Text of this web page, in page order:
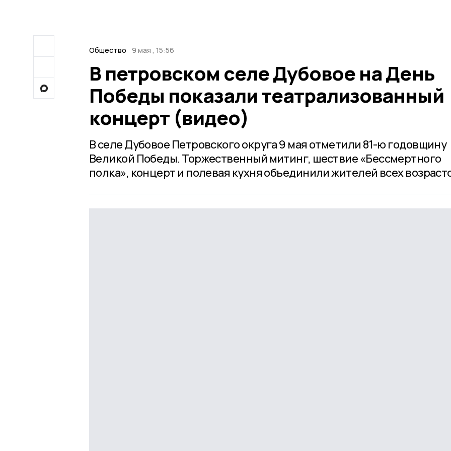
Общество 9 мая , 15:56
В петровском селе Дубовое на День
Победы показали театрализованный
концерт (видео)
В селе Дубовое Петровского округа 9 мая отметили 81-ю годовщину
Великой Победы. Торжественный митинг, шествие «Бессмертного
полка», концерт и полевая кухня объединили жителей всех